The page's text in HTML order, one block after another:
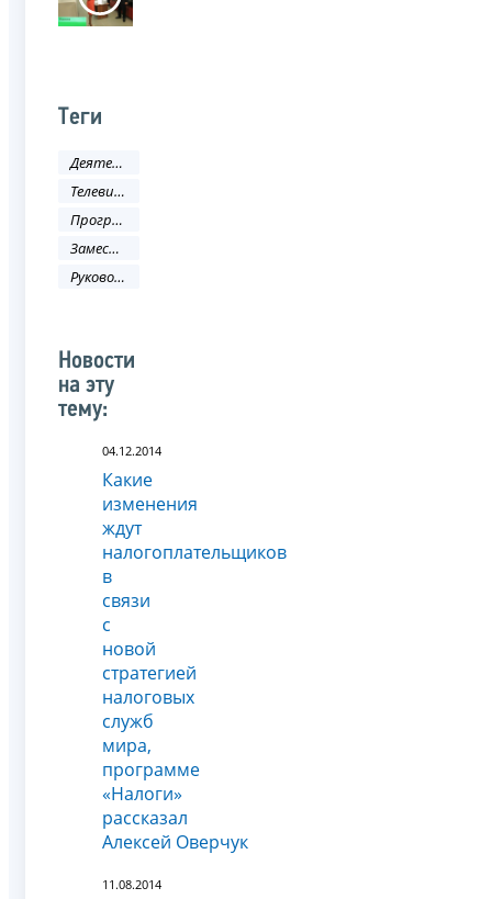
Теги
Деятельность ФНС
Телевидение
Программа налоги
Заместитель руководителя ФНС России
Руководитель ФНС России
Новости
на эту
тему:
04.12.2014
Какие
изменения
ждут
налогоплательщиков
в
связи
с
новой
стратегией
налоговых
служб
мира,
программе
«Налоги»
рассказал
Алексей Оверчук
11.08.2014